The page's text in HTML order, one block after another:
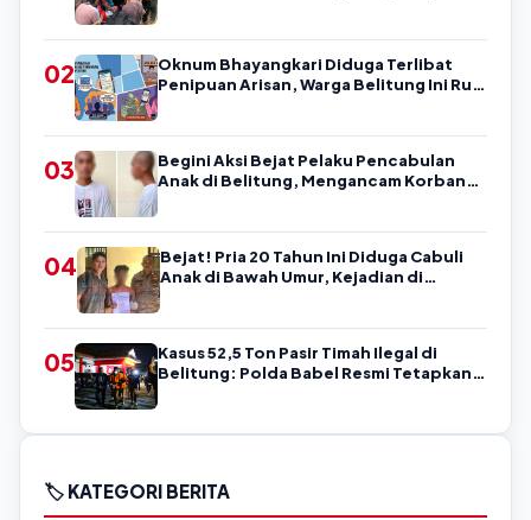
02
Oknum Bhayangkari Diduga Terlibat
Penipuan Arisan, Warga Belitung Ini Rugi
03
Begini Aksi Bejat Pelaku Pencabulan
Anak di Belitung, Mengancam Korban
04
Bejat! Pria 20 Tahun Ini Diduga Cabuli
Anak di Bawah Umur, Kejadian di
05
Kasus 52,5 Ton Pasir Timah Ilegal di
Belitung: Polda Babel Resmi Tetapkan 4
🏷️ KATEGORI BERITA